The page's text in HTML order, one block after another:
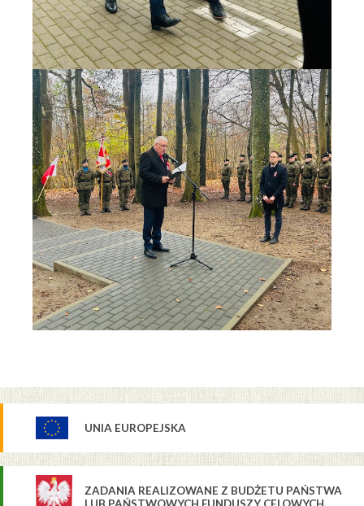
UNIA EUROPEJSKA
ZADANIA REALIZOWANE Z BUDŻETU PAŃSTWA